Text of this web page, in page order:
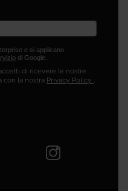
e si applicano
di Google.
di ricevere le nostre
con la nostra Privacy Policy .